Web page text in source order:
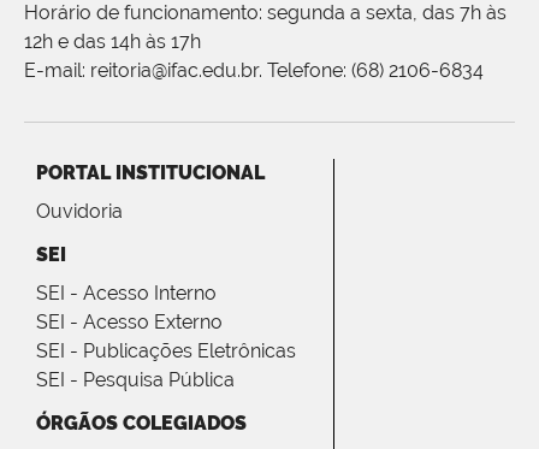
Horário de funcionamento: segunda a sexta, das 7h às
12h e das 14h às 17h
E-mail: reitoria@ifac.edu.br. Telefone: (68) 2106-6834
PORTAL INSTITUCIONAL
Ouvidoria
SEI
SEI - Acesso Interno
SEI - Acesso Externo
SEI - Publicações Eletrônicas
SEI - Pesquisa Pública
ÓRGÃOS COLEGIADOS